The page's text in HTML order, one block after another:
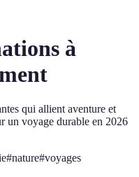
à
qui allient aventure et
un voyage durable en 2026
#nature#voyages